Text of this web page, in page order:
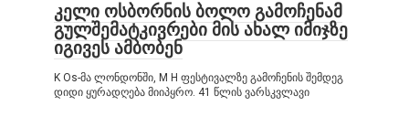
კელი ოსბორნის ბოლო გამოჩენამ
გულშემატკივრები მის ახალ იმიჯზე
იგივეს ამბობენ
K Os-მა ლონდონში, M H ფესტივალზე გამოჩენის შემდეგ
დიდი ყურადღება მიიპყრო. 41 წლის ვარსკვლავი